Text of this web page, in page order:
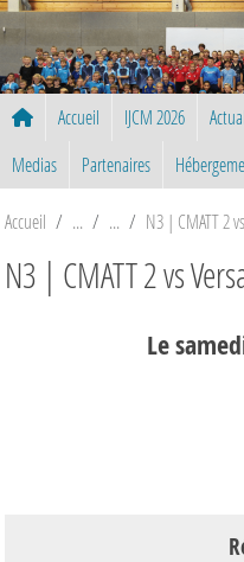
Accueil IJCM 2026
Medias
Partenaires
Accueil N3 | CMATT 2
N3 | CMATT 2 vs
Le
Panneau de gestion des cookies